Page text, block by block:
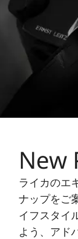
New
ライカのエ
ナップをご
イフスタイ
よう、アド